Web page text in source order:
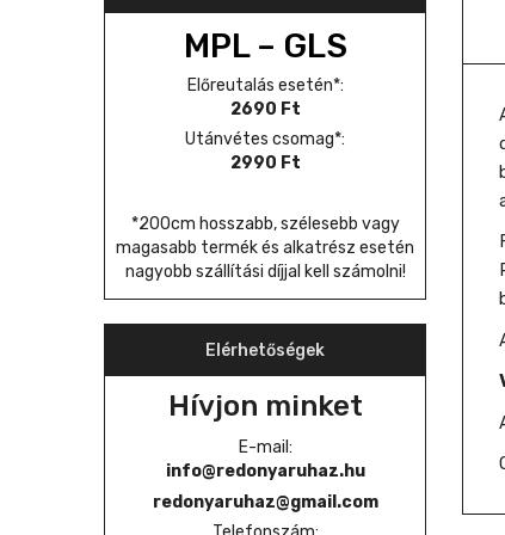
MPL – GLS
Előreutalás esetén*:
2690 Ft
Utánvétes csomag*:
2990 Ft
*200cm hosszabb, szélesebb vagy
magasabb termék és alkatrész esetén
nagyobb szállítási díjjal kell számolni!
Elérhetőségek
Hívjon minket
E-mail:
info@redonyaruhaz.hu
redonyaruhaz@gmail.com